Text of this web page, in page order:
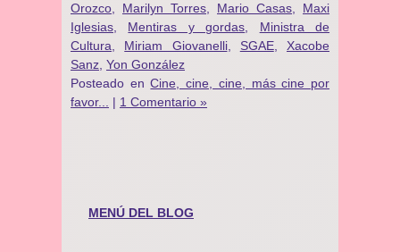
Orozco
Marilyn Torres Mario Casas
Maxi
Iglesias
Mentiras y gordas
Ministra de
Cultura
Miriam Giovanelli, SGAE, Xacobe
Sanz Yon González
Posteado enCine, cine, cine, más cine por
favor...
| 1 Comentario »
MENÚ DEL BLOG